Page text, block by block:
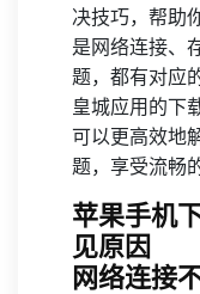
决技巧，帮助
是网络连接、
题，都有对应
皇城应用的下
可以更高效地
题，享受流畅
苹果手机
见原因
网络连接